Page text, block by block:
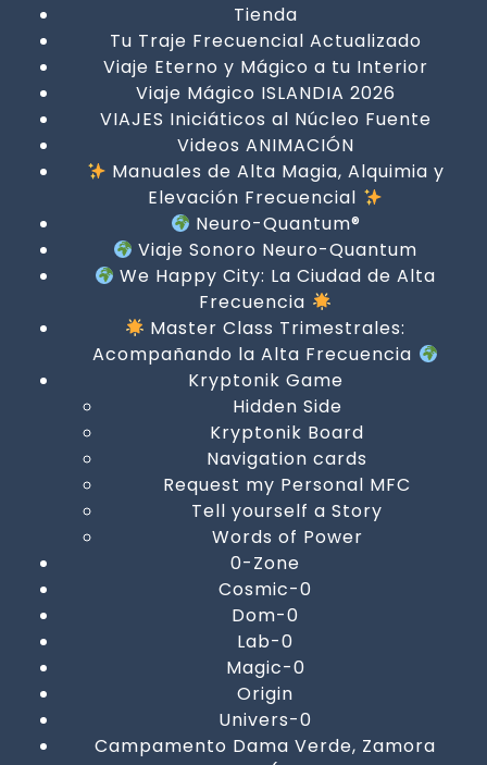
Tienda
Tu Traje Frecuencial Actualizado
Viaje Eterno y Mágico a tu Interior
Viaje Mágico ISLANDIA 2026
VIAJES Iniciáticos al Núcleo Fuente
Videos ANIMACIÓN
Manuales de Alta Magia, Alquimia y
Elevación Frecuencial
Neuro-Quantum®
Viaje Sonoro Neuro-Quantum
We Happy City: La Ciudad de Alta
Frecuencia
Master Class Trimestrales:
Acompañando la Alta Frecuencia
Kryptonik Game
Hidden Side
Kryptonik Board
Navigation cards
Request my Personal MFC
Tell yourself a Story
Words of Power
0-Zone
Cosmic-0
Dom-0
Lab-0
Magic-0
Origin
Univers-0
Campamento Dama Verde, Zamora